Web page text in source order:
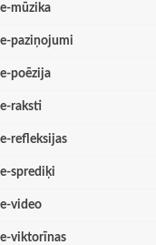
e-mūzika
e-paziņojumi
e-poēzija
e-raksti
e-refleksijas
e-sprediķi
e-video
e-viktorīnas